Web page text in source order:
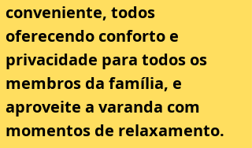
conveniente, todos
oferecendo conforto e
privacidade para todos os
membros da família, e
aproveite a varanda com
momentos de relaxamento.